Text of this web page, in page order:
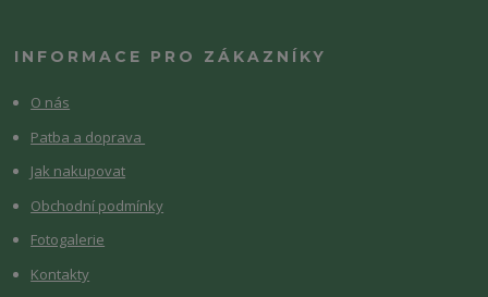
INFORMACE PRO ZÁKAZNÍKY
O nás
Patba a doprava
Jak nakupovat
Obchodní podmínky
Fotogalerie
Kontakty